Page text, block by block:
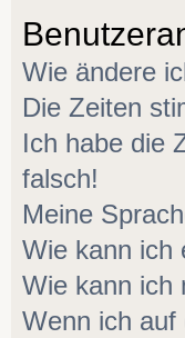
Wie ändere
Die Zeiten
Ich habe die
falsch!
Meine
Wie kann ich
Wie kann ich
Wenn ich auf